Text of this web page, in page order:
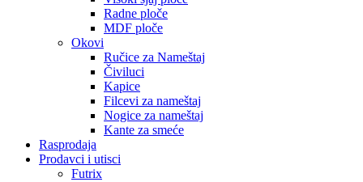
Radne ploče
MDF ploče
Okovi
Ručice za Nameštaj
Čiviluci
Kapice
Filcevi za nameštaj
Nogice za nameštaj
Kante za smeće
Rasprodaja
Prodavci i utisci
Futrix